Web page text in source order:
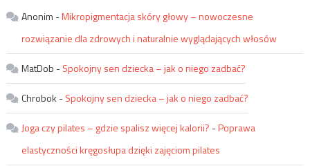
Anonim -Mikropigmentacja skóry głowy – nowoczesne
rozwiązanie dla zdrowych i naturalnie wyglądających włosów
MatDob -Spokojny sen dziecka – jak o niego zadbać?
Chrobok -Spokojny sen dziecka – jak o niego zadbać?
Joga czy pilates – gdzie spalisz więcej kalorii? -Poprawa
elastyczności kręgosłupa dzięki zajęciom pilates